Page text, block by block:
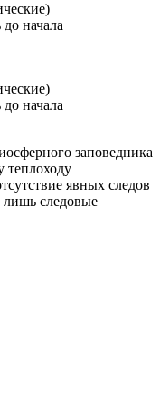
начала
начала
заповедника
теплоходу
явных следов
следовые